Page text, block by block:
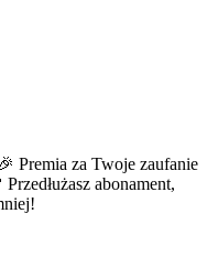
Premia za Twoje zaufanie
abonament,